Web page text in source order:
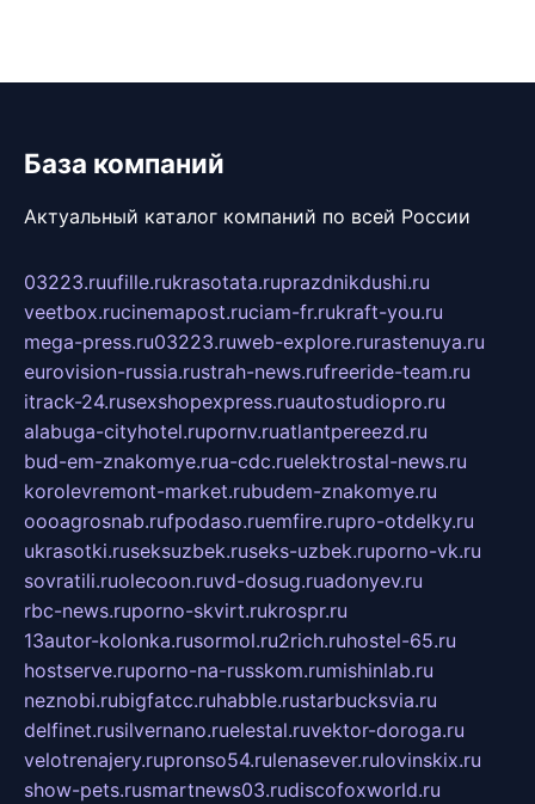
База компаний
Актуальный каталог компаний по всей России
03223.ruufille.rukrasotata.ruprazdnikdushi.ru
veetbox.rucinemapost.ruciam-fr.rukraft-you.ru
mega-press.ru03223.ruweb-explore.rurastenuya.ru
eurovision-russia.rustrah-news.rufreeride-team.ru
itrack-24.rusexshopexpress.ruautostudiopro.ru
alabuga-cityhotel.rupornv.ruatlantpereezd.ru
bud-em-znakomye.rua-cdc.ruelektrostal-news.ru
korolevremont-market.rubudem-znakomye.ru
oooagrosnab.rufpodaso.ruemfire.rupro-otdelky.ru
ukrasotki.ruseksuzbek.ruseks-uzbek.ruporno-vk.ru
sovratili.ruolecoon.ruvd-dosug.ruadonyev.ru
rbc-news.ruporno-skvirt.rukrospr.ru
13autor-kolonka.rusormol.ru2rich.ruhostel-65.ru
hostserve.ruporno-na-russkom.rumishinlab.ru
neznobi.rubigfatcc.ruhabble.rustarbucksvia.ru
delfinet.rusilvernano.ruelestal.ruvektor-doroga.ru
velotrenajery.rupronso54.rulenasever.rulovinskix.ru
show-pets.rusmartnews03.rudiscofoxworld.ru